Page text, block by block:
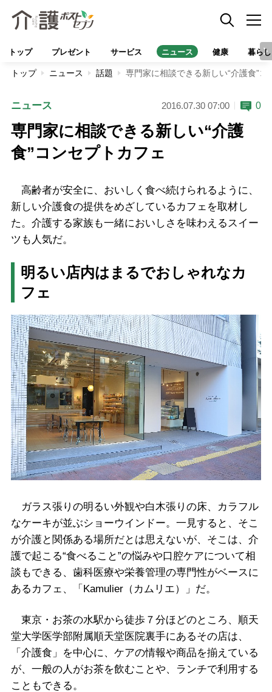
トップ プレゼント サービス ニュース 健康 暮らし
トップ ニュース 話題 専門家に相談できる新しい“介護食”コ
ニュース 2016.07.30 07:00 0
専門家に相談できる新しい“介護
食”コンセプトカフェ
高齢者が安全に、おいしく食べ続けられるように、
新しい介護食の提供をめざしているカフェを取材し
た。介護する家族も一緒においしさを味わえるスイー
ツも人気だ。
明るい店内はまるでおしゃれなカ
フェ
ガラス張りの明るい外観や白木張りの床、カラフル
なケーキが並ぶショーウインドー。一見すると、そこ
が介護と関係ある場所だとは思えないが、そこは、介
護で起こる“食べること”の悩みや口腔ケアについて相
談もできる、歯科医療や栄養管理の専門性がベースに
あるカフェ、「Kamulier（カムリエ）」だ。
東京・お茶の水駅から徒歩７分ほどのところ、順天
堂大学医学部附属順天堂医院裏手にあるその店は、
「介護食」を中心に、ケアの情報や商品を揃えている
が、一般の人がお茶を飲むことや、ランチで利用する
こともできる。